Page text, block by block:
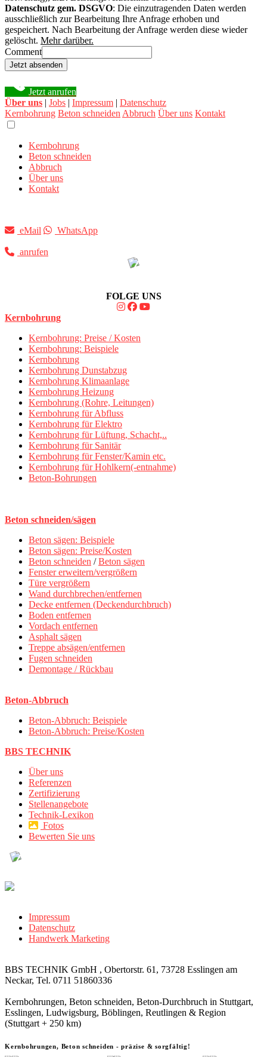
Datenschutz gem. DSGVO: Die einzutragenden Daten werden
ausschließlich zur Bearbeitung Ihre Anfrage erhoben und
gespeichert. Nach Bearbeitung der Anfrage werden diese wieder
gelöscht. Mehr darüber.
Comment
Jetzt absenden
Jetzt anrufen
Über uns | Jobs | Impressum | Datenschutz
Kernbohrung Beton schneiden Abbruch Über uns Kontakt
Kernbohrung
Beton schneiden
Abbruch
Über uns
Kontakt
eMail WhatsApp
anrufen
FOLGE UNS
Kernbohrung
Kernbohrung: Preise / Kosten
Kernbohrung: Beispiele
Kernbohrung
Kernbohrung Dunstabzug
Kernbohrung Klimaanlage
Kernbohrung Heizung
Kernbohrung (Rohre, Leitungen)
Kernbohrung für Abfluss
Kernbohrung für Elektro
Kernbohrung für Lüftung, Schacht,..
Kernbohrung für Sanitär
Kernbohrung für Fenster/Kamin etc.
Kernbohrung für Hohlkern(-entnahme)
Beton-Bohrungen
Beton schneiden/sägen
Beton sägen: Beispiele
Beton sägen: Preise/Kosten
Beton schneiden /Beton sägen
Fenster erweitern/vergrößern
Türe vergrößern
Wand durchbrechen/entfernen
Decke entfernen (Deckendurchbruch)
Boden entfernen
Vordach entfernen
Asphalt sägen
Treppe absägen/entfernen
Fugen schneiden
Demontage / Rückbau
Beton-Abbruch
Beton-Abbruch: Beispiele
Beton-Abbruch: Preise/Kosten
BBS TECHNIK
Über uns
Referenzen
Zertifizierung
Stellenangebote
Technik-Lexikon
Fotos
Bewerten Sie uns
Impressum
Datenschutz
Handwerk Marketing
BBS TECHNIK GmbH , Obertorstr. 61, 73728 Esslingen am
Neckar, Tel. 0711 51860336
Kernbohrungen, Beton schneiden, Beton-Durchbruch in Stuttgart,
Esslingen, Ludwigsburg, Böblingen, Reutlingen & Region
(Stuttgart + 250 km)
Kernbohrungen, Beton schneiden - präzise & sorgfältig!